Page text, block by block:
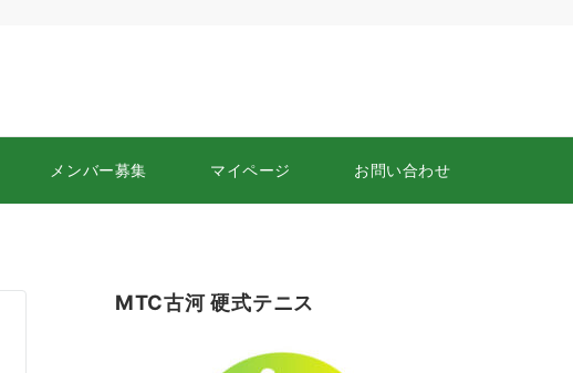
メンバー募集 マイページ お問い合わせ
MTC古河 硬式テニス